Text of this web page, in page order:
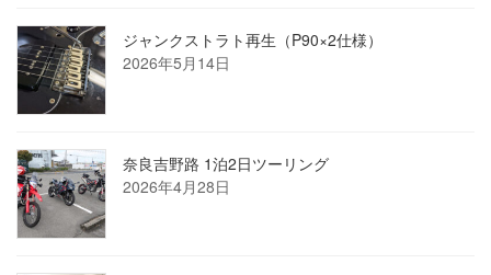
ジャンクストラト再生（P90×2仕様）
2026年5月14日
奈良吉野路 1泊2日ツーリング
2026年4月28日